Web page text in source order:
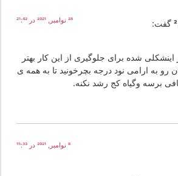
شده برای جلوگیری از این کار بهتر
ارامی نود درجه بچرخونید تا به همه ی
وگیاه کج رشد نکنه.